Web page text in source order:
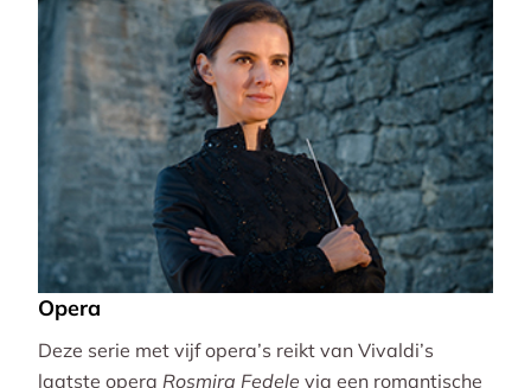
Opera
Deze serie met vijf opera’s reikt van Vivaldi’s
laatste opera Rosmira Fedele via een romantische